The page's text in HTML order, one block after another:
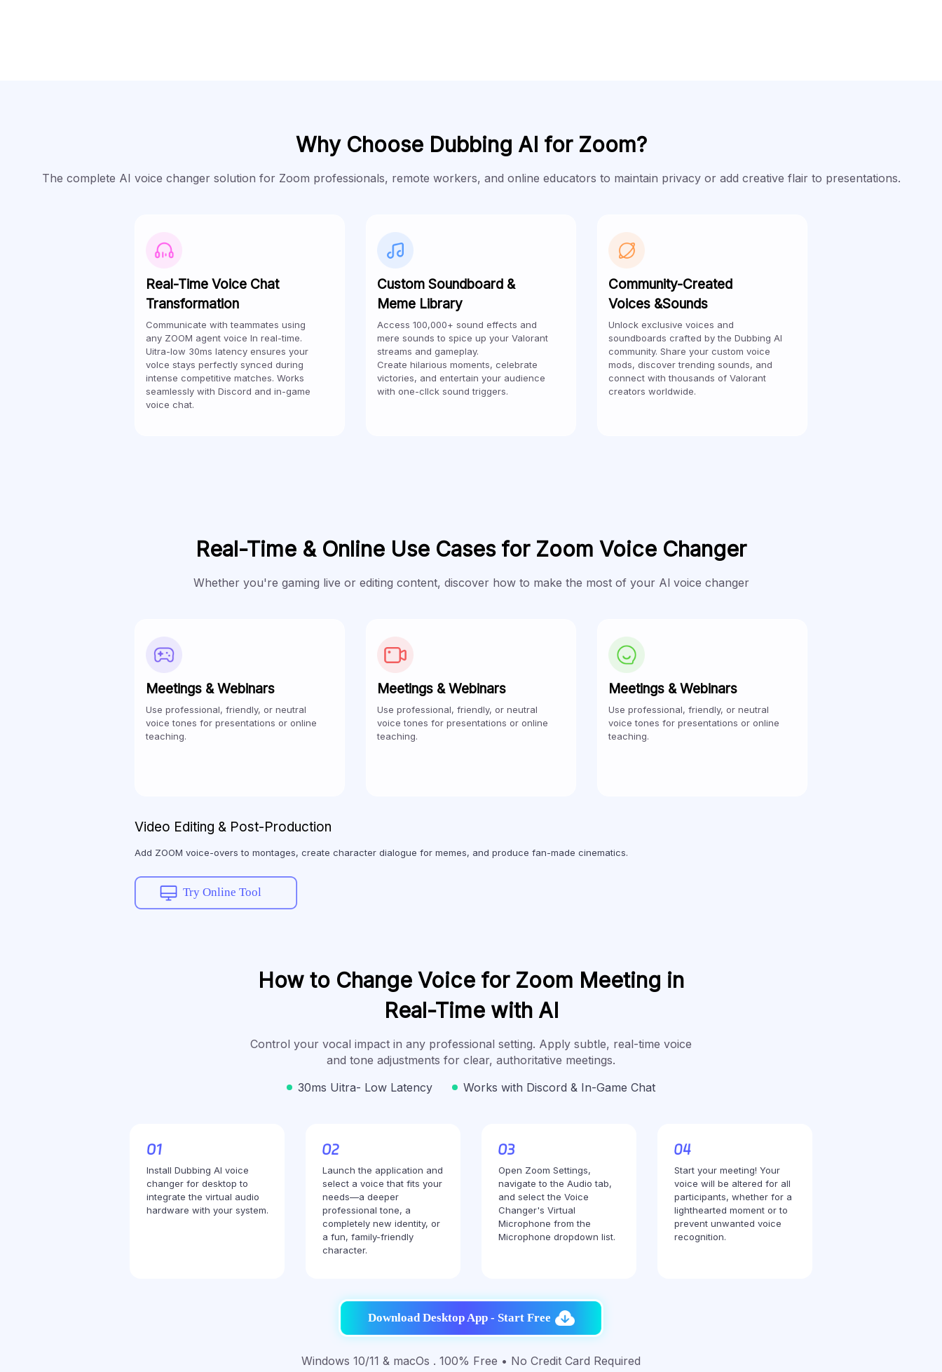
Why Choose Dubbing AI for Zoom?
The complete AI voice changer solution for Zoom professionals, remote workers, and online educators to maintain privacy or add creative flair to presentations.
Real-Time Voice Chat
Transformation
Communicate with teammates using
any ZOOM agent voice In real-time.
Uitra-low 30ms latency ensures your
volce stays perfectly synced during
intense competitive matches. Works
seamlessly with Discord and in-game
voice chat.
Custom Soundboard &
Meme Library
Access 100,000+ sound effects and
mere sounds to spice up your Valorant
streams and gameplay.
Create hilarious moments, celebrate
victories, and entertain your audience
with one-cllck sound triggers.
Community-Created
Voices &Sounds
Unlock exclusive voices and
soundboards crafted by the Dubbing Al
community. Share your custom voice
mods, discover trending sounds, and
connect with thousands of Valorant
creators worldwide.
Real-Time & Online Use Cases for Zoom Voice Changer
Whether you're gaming live or editing content, discover how to make the most of your Al voice changer
Meetings & Webinars
Use professional, friendly, or neutral
voice tones for presentations or online
teaching.
Meetings & Webinars
Use professional, friendly, or neutral
voice tones for presentations or online
teaching.
Meetings & Webinars
Use professional, friendly, or neutral
voice tones for presentations or online
teaching.
Video Editing & Post-Production
Add ZOOM voice-overs to montages, create character dialogue for memes, and produce fan-made cinematics.
Try Online Tool
How to Change Voice for Zoom Meeting in
Real-Time with AI
Control your vocal impact in any professional setting. Apply subtle, real-time voice
and tone adjustments for clear, authoritative meetings.
30ms Uitra- Low Latency
Works with Discord & In-Game Chat
Install Dubbing AI voice
changer for desktop to
integrate the virtual audio
hardware with your system.
Launch the application and
select a voice that fits your
needs—a deeper
professional tone, a
completely new identity, or
a fun, family-friendly
character.
Open Zoom Settings,
navigate to the Audio tab,
and select the Voice
Changer's Virtual
Microphone from the
Microphone dropdown list.
Start your meeting! Your
voice will be altered for all
participants, whether for a
lighthearted moment or to
prevent unwanted voice
recognition.
Download Desktop App - Start Free
Windows 10/11 & macOs . 100% Free • No Credit Card Required